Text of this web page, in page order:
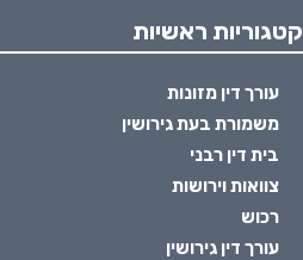
קטגוריות ראשיות
עורך דין מזונות
משמורת בעת גירושין
בית דין רבני
צוואות וירושות
רכוש
עורך דין גירושין